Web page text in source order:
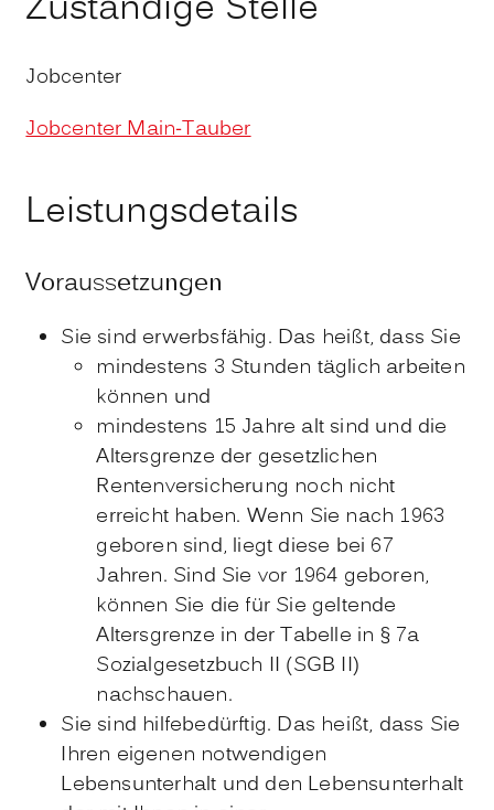
Jobcenter
Jobcenter Main-Tauber
Leistungsdetails
Voraussetzungen
Sie sind erwerbsfähig. Das heißt, dass Sie
mindestens 3 Stunden täglich arbeiten
können und
mindestens 15 Jahre alt sind und die
Altersgrenze der gesetzlichen
Rentenversicherung noch nicht
erreicht haben. Wenn Sie nach 1963
geboren sind, liegt diese bei 67
Jahren. Sind Sie vor 1964 geboren,
können Sie die für Sie geltende
Altersgrenze in der Tabelle in § 7a
Sozialgesetzbuch II (SGB II)
nachschauen.
Sie sind hilfebedürftig. Das heißt, dass Sie
Ihren eigenen notwendigen
Lebensunterhalt und den Lebensunterhalt